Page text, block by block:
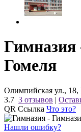
Гимназия
Гомеля
Олимпийская ул., 18,
3.7 3 отзывов |
QR Ссылка Что это?
Нашли ошибку?